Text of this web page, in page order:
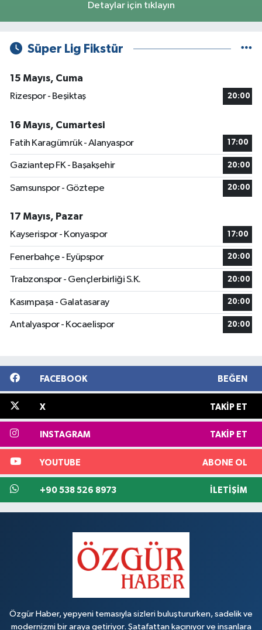
Detaylar için tıklayın
Süper Lig Fikstür
15 Mayıs, Cuma
Rizespor - Beşiktaş
20:00
16 Mayıs, Cumartesi
Fatih Karagümrük - Alanyaspor
17:00
Gaziantep FK - Başakşehir 20:00
Samsunspor - Göztepe 20:00
17 Mayıs, Pazar
Kayserispor - Konyaspor
17:00
Fenerbahçe - Eyüpspor 20:00
Trabzonspor - Gençlerbirliği S.K. 20:00
Kasımpaşa - Galatasaray 20:00
Antalyaspor - Kocaelispor 20:00
FACEBOOK BEĞEN
X TAKIP ET
INSTAGRAM TAKIP ET
YOUTUBE ABONE OL
+90 538 526 8973 İLETIŞIM
Özgür Haber, yepyeni temasıyla sizleri buluştururken, sadelik ve
modernizmi bir araya getiriyor. Şatafattan kaçınıyor ve insanlara